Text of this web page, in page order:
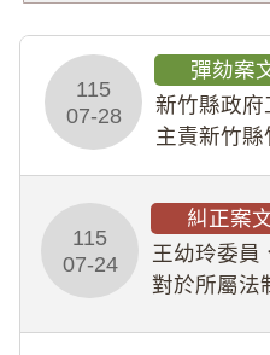
115
07-28
彈劾案
新竹縣政府
主責新竹縣
幣1,483萬
贈；復罔顧
於停工期間
115
07-24
糾正案
王幼玲委員
對於所屬法